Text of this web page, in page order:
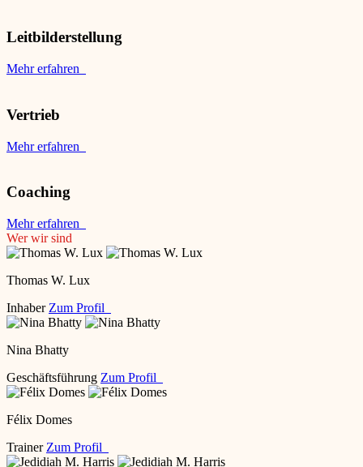
Leitbilderstellung
Mehr erfahren
Vertrieb
Mehr erfahren
Coaching
Mehr erfahren
Wer wir sind
Thomas W. Lux
Inhaber Zum Profil
Nina Bhatty
Geschäftsführung Zum Profil
Félix Domes
Trainer Zum Profil